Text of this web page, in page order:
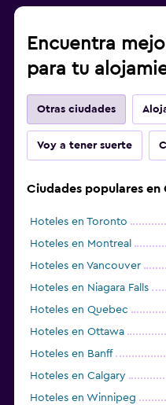
Encuentra
para tu
Otras ciudades
Voy a tener suerte
Ciudades populares en
Hoteles en Toronto
Hoteles en Montreal
Hoteles en Vancouver
Hoteles en Niagara Falls
Hoteles en Quebec
Hoteles en Ottawa
Hoteles en Banff
Hoteles en Calgary
Hoteles en Winnipeg